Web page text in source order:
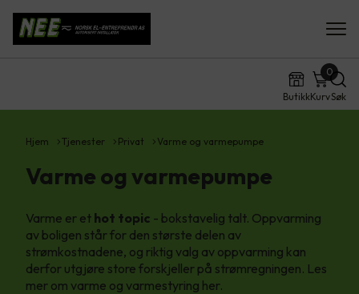
ButikkKurv
0
Søk
Hjem Tjenester Privat Varme og varmepumpe
Varme og varmepumpe
Varme er et hot topic - bokstavelig talt. Oppvarming
av boligen står for den største delen av
strømkostnadene, og riktig valg av oppvarming kan
derfor utgjøre store forskjeller på strømregningen. Les
mer om varme og varmestyring her.